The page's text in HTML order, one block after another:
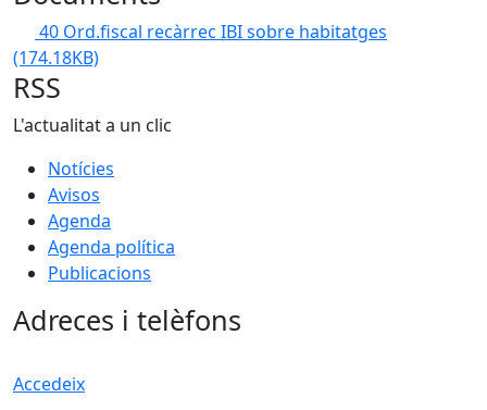
40 Ord.fiscal recàrrec IBI sobre habitatges
(174.18KB)
RSS
L'actualitat a un clic
Notícies
Avisos
Agenda
Agenda política
Publicacions
Adreces i telèfons
Accedeix